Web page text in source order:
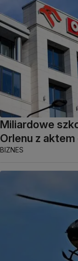
Miliardowe
Orlenu z
BIZNES